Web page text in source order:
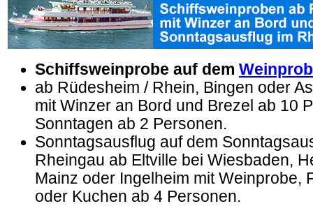
Schiffsweinprobe auf dem
ab Rüdesheim / Rhein, Bingen oder
mit Winzer an Bord und Brezel ab 10
Sonntagen ab 2 Personen.
Sonntagsausflug auf dem
Rheingau ab Eltville bei Wiesbaden,
Mainz oder Ingelheim mit Weinprobe,
oder Kuchen ab 4 Personen.